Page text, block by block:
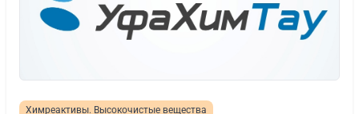
Химреактивы. Высокочистые вещества